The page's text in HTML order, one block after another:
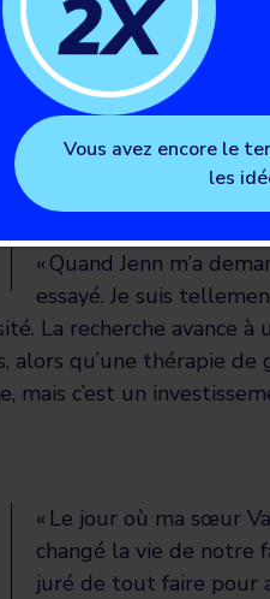
« J’adore l’humour
c’est que je veux
amusant et effrayant
d’une bonne cause »
« Quand Jenn m’a
essayé. Je suis
La recherche avance
alors qu’une thérapie
mais c’est un
« Le jour où ma sœur
changé la vie de notre
juré de tout faire pour
Vous avez encore le
les